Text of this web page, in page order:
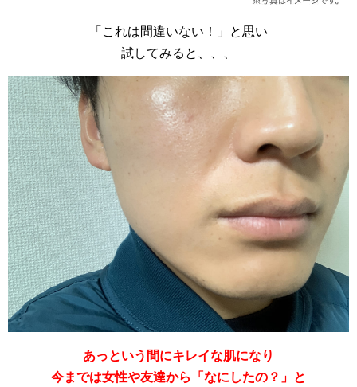
「これは間違いない！」と思い
試してみると、、、
あっという間にキレイな肌になり
今までは女性や友達から「なにしたの？」と